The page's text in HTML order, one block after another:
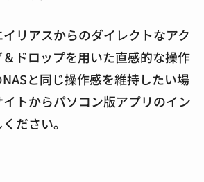
リアスからのダイレクトなアク
ドロップを用いた直感的な操作
と同じ操作感を維持したい場
トからパソコン版アプリのイン
ださい。